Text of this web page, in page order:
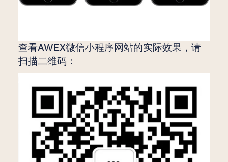
查看AWEX微信小程序网站的实际效果，请
扫描二维码：